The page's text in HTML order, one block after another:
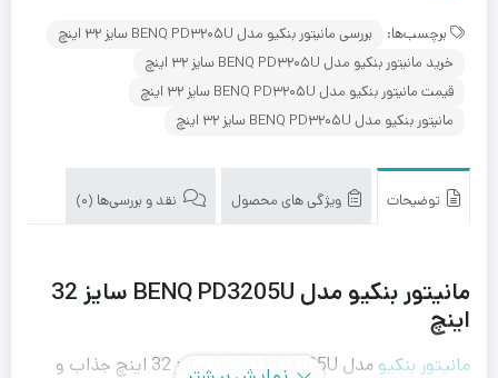
برچسب‌ها:
بررسی مانیتور بنکیو مدل BENQ PD3205U سایز 32 اینچ
خرید مانیتور بنکیو مدل BENQ PD3205U سایز 32 اینچ
قیمت مانیتور بنکیو مدل BENQ PD3205U سایز 32 اینچ
مانیتور بنکیو مدل BENQ PD3205U سایز 32 اینچ
توضیحات ویژگی های محصول نقد و بررسی‌ها (0)
مانیتور بنکیو مدل BENQ PD3205U سایز 32
اینچ
مانیتور بنکیو مدل BENQ
PD3205U سایز 32 اینچ جذاب و